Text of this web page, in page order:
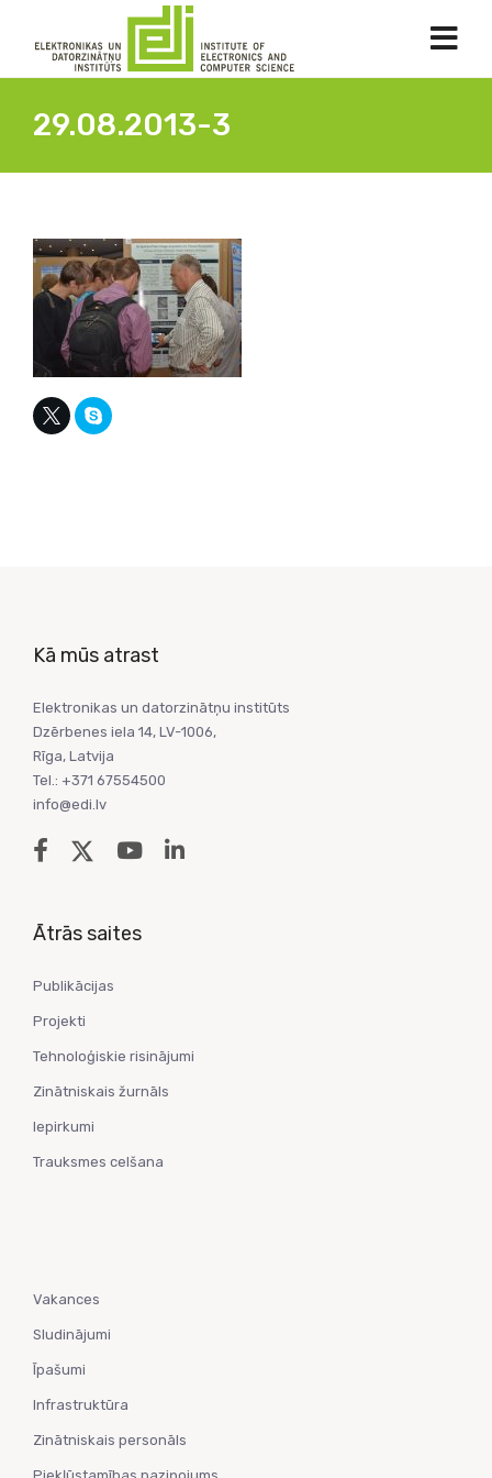
29.08.2013-3
Kā mūs atrast
Elektronikas un datorzinātņu institūts
Dzērbenes iela 14, LV-1006,
Rīga, Latvija
Tel.: +371 67554500
info@edi.lv
Ātrās saites
Publikācijas
Projekti
Tehnoloģiskie risinājumi
Zinātniskais žurnāls
Iepirkumi
Trauksmes celšana
Vakances
Sludinājumi
Īpašumi
Infrastruktūra
Zinātniskais personāls